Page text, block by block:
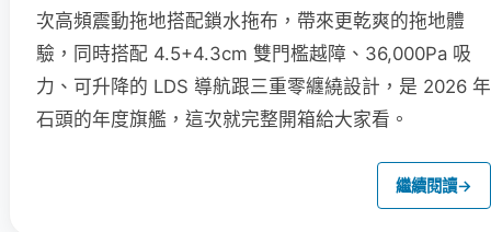
次高頻震動拖地搭配鎖水拖布，帶來更乾爽的拖地體
驗，同時搭配 4.5+4.3cm 雙門檻越障、36,000Pa 吸
力、可升降的 LDS 導航跟三重零纏繞設計，是 2026 年
石頭的年度旗艦，這次就完整開箱給大家看。
繼續閱讀→